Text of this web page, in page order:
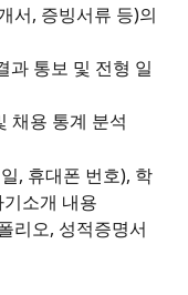
서, 증빙서류 등)의
과 통보 및 전형 일
채용 통계 분석
, 휴대폰 번호), 학
소개 내용
리오, 성적증명서